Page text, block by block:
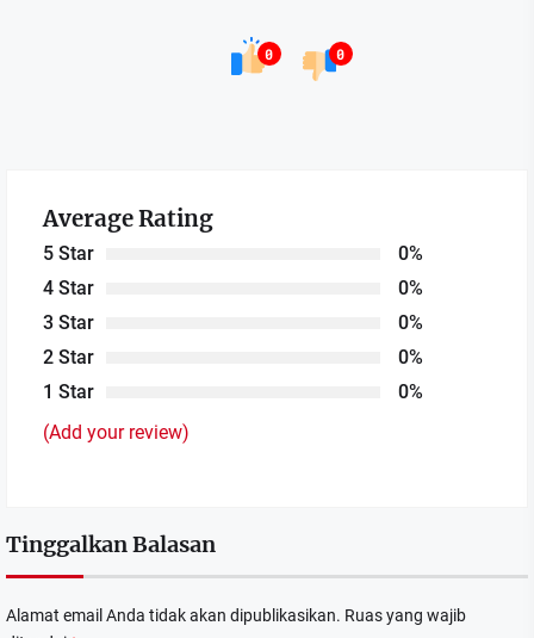
0 0
Average Rating
5 Star
0%
4 Star
0%
3 Star
0%
2 Star
0%
1 Star
0%
(Add your review)
Tinggalkan Balasan
Alamat email Anda tidak akan dipublikasikan. Ruas yang wajib